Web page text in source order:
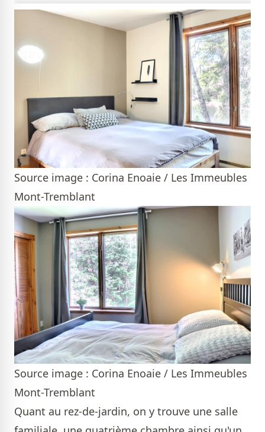
Source image : Corina Enoaie / Les Immeubles
Mont-Tremblant
Source image : Corina Enoaie / Les Immeubles
Mont-Tremblant
Quant au rez-de-jardin, on y trouve une salle